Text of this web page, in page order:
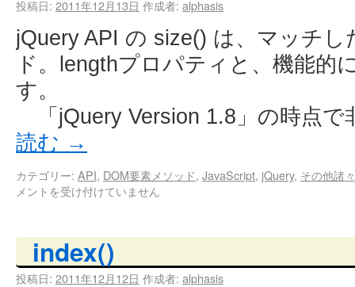
投稿日: 2011年12月13日 作成者: alphasis
jQuery API の size() は、マッチ
ド。lengthプロパティと、機能的
す。
「jQuery Version 1.8」の時点
読む →
カテゴリー: API, DOM要素メソッド, JavaScript, jQuery, その他諸々
メントを受け付けていません
index()
投稿日: 2011年12月12日 作成者: alphasis